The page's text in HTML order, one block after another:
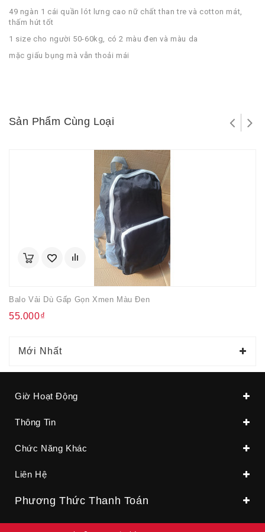
49 ngàn 1 cái quần lót lưng cao nữ chất than tre và cotton mát,
thấm hút tốt
1 size cho người 50-60kg, có 2 màu đen và màu da
mặc giấu bụng mà vẫn thoải mái
Sản Phẩm Cùng Loại
Balo Vải Dù Gấp Gọn Xmen Màu Đen
55.000₫
Mới Nhất
Giờ Hoạt Động
Thông Tin
Chức Năng Khác
Liên Hệ
Phương Thức Thanh Toán